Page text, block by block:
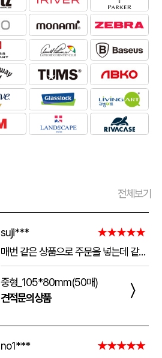
전체보기
suji***
★★★★★
매번 같은 상품으로 주문을 넣는데 같은 품질로 받을 수 있어서 좋습니다. 배송 기간도 적당히 잘오는거 같아요. 앞으로도 계속 이용할꺼 같습니다. 지금과 같은 품질로 유지해주세요!!
중형_105*80mm(50매)
견적문의상품
〉
no1***
★★★★★